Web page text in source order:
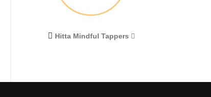
Hitta Mindful Tappers